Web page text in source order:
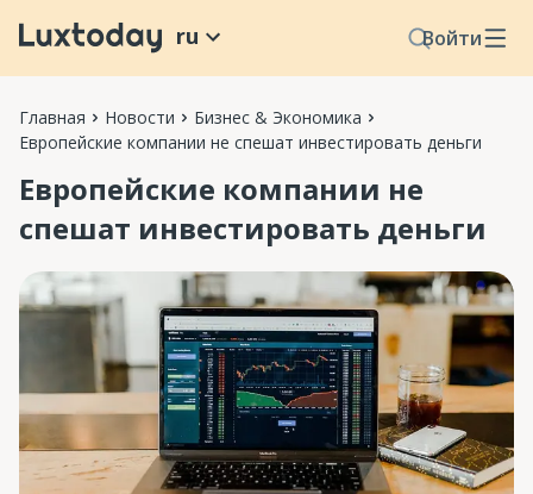
Войти
ru
Главная Новости
Бизнес & Экономика
Европейские компании не спешат инвестировать деньги
Европейские компании не
спешат инвестировать деньги